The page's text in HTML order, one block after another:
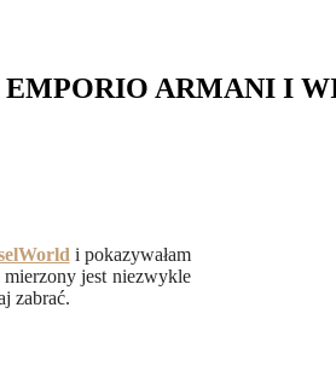
EMPORIO ARMANI I
i pokazywałam
mierzony jest niezwykle
zabrać.